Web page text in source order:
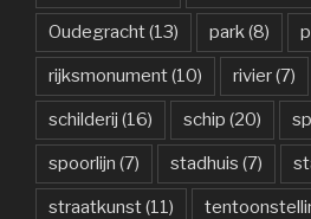
Oudegracht(13) park(8)
rijksmonument(10) rivier(7)
schilderij (16) schip (20)
spoorlijn (7) stadhuis (7)
straatkunst(11)